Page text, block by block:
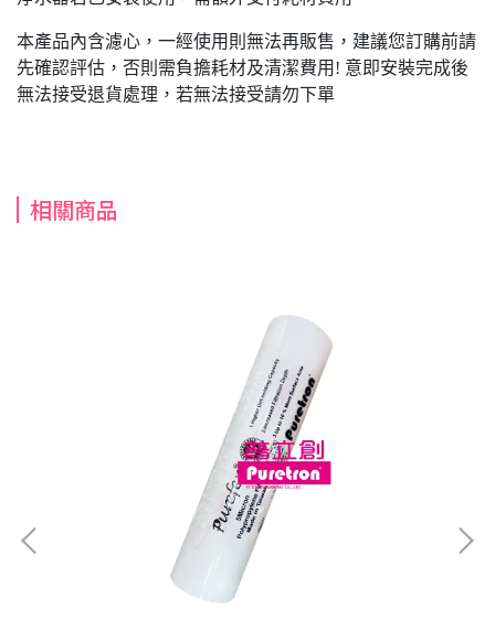
本產品內含濾心，一經使用則無法再販售，建議您訂購前請
先確認評估，否則需負擔耗材及清潔費用! 意即安裝完成後
無法接受退貨處理，若無法接受請勿下單
相關商品